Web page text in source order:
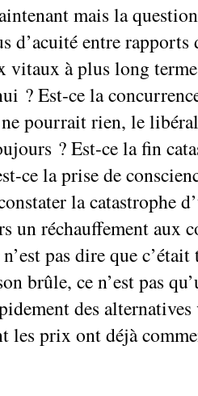
mais la
d’acuité entre
vitaux à plus long
? Est-ce la
pourrait rien, le
? Est-ce la fin
ce la prise de
la catastrophe
un réchauffement aux
pas dire que
brûle, ce n’est pas
des
les prix ont déjà